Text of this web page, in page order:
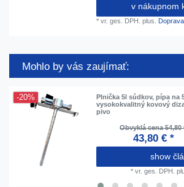
v nákupnom
*vr. ges. DPH. plus. Doprava
Mohlo by vás zaujímať:
-20%
Plnička 5l súdkov, pípa na
vysokokvalitný kovový
pivo
Obvyklá cena 54,80
43,80 € *
show
* vr. ges. DPH.